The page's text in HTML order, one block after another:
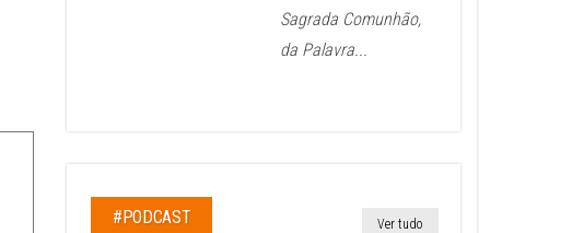
Sagrada Comunhão,
da Palavra...
#PODCAST Ver tudo